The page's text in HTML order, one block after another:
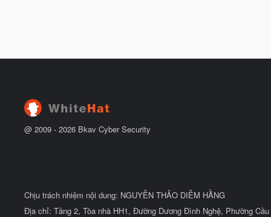
@ 2009 - 2026 Bkav Cyber Security
Chịu trách nhiệm nội dung: NGUYỄN THẢO DIỄM HẰNG
Địa chỉ: Tầng 2, Tòa nhà HH1, Đường Dương Đình Nghệ, Phường